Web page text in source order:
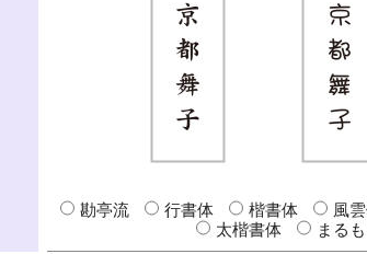
勘亭流 行書体 楷書体 風
太楷書体
まる